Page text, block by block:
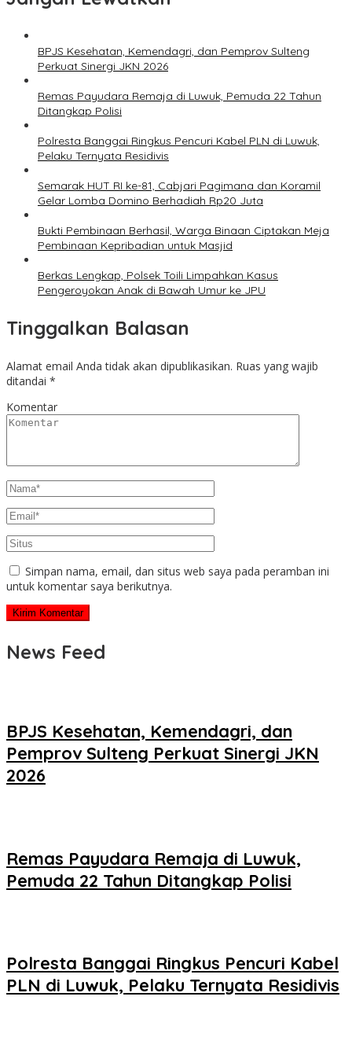
BPJS Kesehatan, Kemendagri, dan Pemprov Sulteng
Perkuat Sinergi JKN 2026
Remas Payudara Remaja di Luwuk, Pemuda 22 Tahun
Ditangkap Polisi
Polresta Banggai Ringkus Pencuri Kabel PLN di Luwuk,
Pelaku Ternyata Residivis
Semarak HUT RI ke-81, Cabjari Pagimana dan Koramil
Gelar Lomba Domino Berhadiah Rp20 Juta
Bukti Pembinaan Berhasil, Warga Binaan Ciptakan Meja
Pembinaan Kepribadian untuk Masjid
Berkas Lengkap, Polsek Toili Limpahkan Kasus
Pengeroyokan Anak di Bawah Umur ke JPU
Tinggalkan Balasan
Alamat email Anda tidak akan dipublikasikan. Ruas yang wajib
ditandai *
Komentar
Simpan nama, email, dan situs web saya pada peramban ini
untuk komentar saya berikutnya.
News Feed
BPJS Kesehatan, Kemendagri, dan
Pemprov Sulteng Perkuat Sinergi JKN
2026
Remas Payudara Remaja di Luwuk,
Pemuda 22 Tahun Ditangkap Polisi
Polresta Banggai Ringkus Pencuri Kabel
PLN di Luwuk, Pelaku Ternyata Residivis